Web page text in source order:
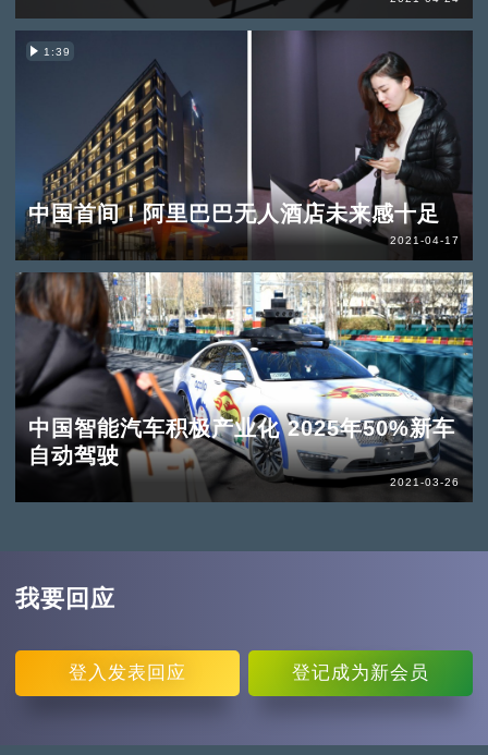
1:39
中国首间！阿里巴巴无人酒店未来感十足
2021-04-17
中国智能汽车积极产业化 2025年50%新车
自动驾驶
2021-03-26
我要回应
登入 发表回应 登记成为新会员